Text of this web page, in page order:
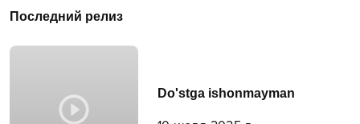
Последний релиз
Do'stga ishonmayman